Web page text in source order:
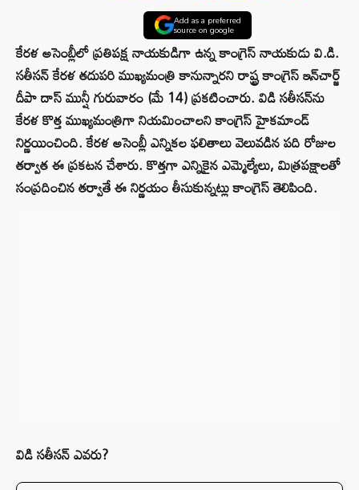
Add as a preferred
source on google
కేరళ అసెంబ్లీలో ప్రతిపక్ష నాయకుడిగా ఉన్న కాంగ్రెస్ నాయకుడు వి.డి.
సతీసన్ కేరళ తదుపరి ముఖ్యమంత్రి కానున్నారని రాష్ట్ర కాంగ్రెస్ ఇన్‌చార్జ్
దీపా దాస్ మున్షీ గురువారం (మే 14) ప్రకటించారు. విడి సతీసన్‌ను
కేరళ కొత్త ముఖ్యమంత్రిగా నియమించాలని కాంగ్రెస్ హైకమాండ్
నిర్ణయించింది. కేరళ అసెంబ్లీ ఎన్నికల ఫలితాలు వెలువడిన పది రోజుల
తర్వాత ఈ ప్రకటన చేశారు. కొత్తగా ఎన్నికైన ఎమ్మెల్యేలు, మిత్రపక్షాలతో
సంప్రదించిన తర్వాతే ఈ నిర్ణయం తీసుకున్నట్లు కాంగ్రెస్ తెలిపింది.
విడి సతీసన్ ఎవరు?